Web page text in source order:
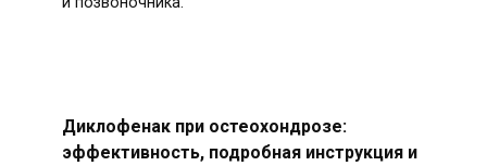
Диклофенак при остеохондрозе:
эффективность, подробная инструкция и